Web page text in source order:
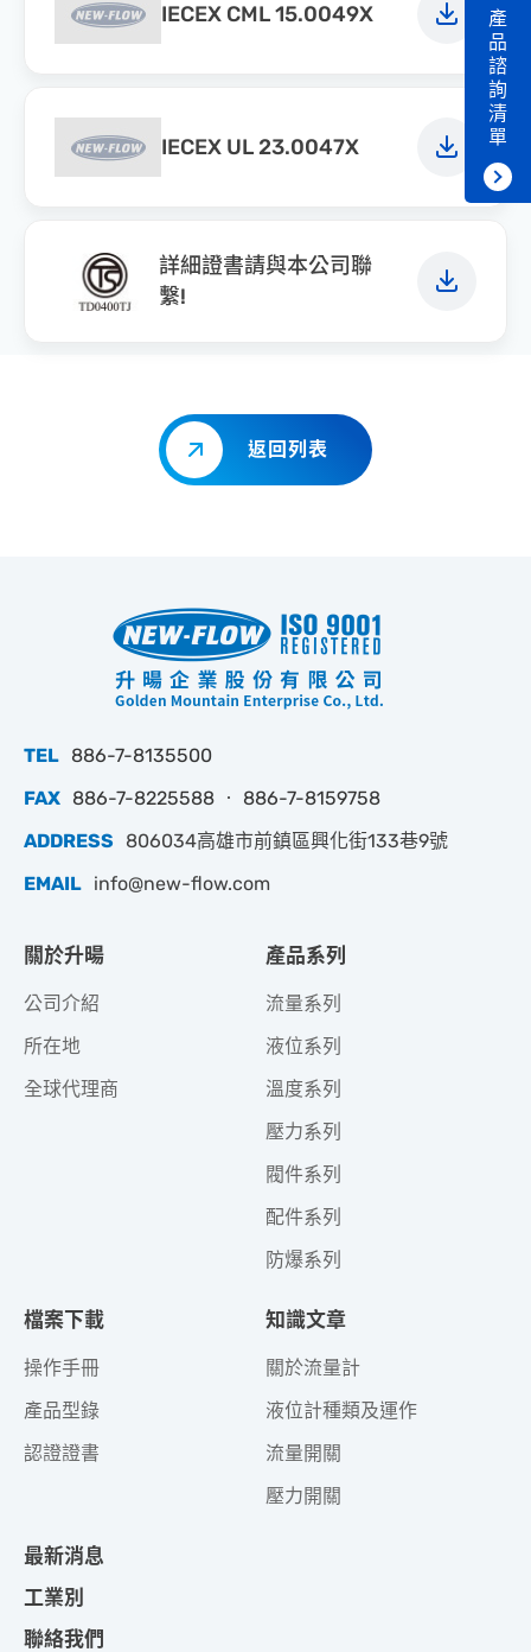
IECEX CML 15.0049X
IECEX UL 23.0047X
詳細證書請與本公司聯
繫!
返回列表
產
品
諮
詢
清
單
TEL 886-7-8135500
FAX 886-7-8225588 ‧ 886-7-8159758
ADDRESS
806034高雄市前鎮區興化街133巷9號
EMAIL info@new-flow.com
關於升暘
公司介紹
所在地
全球代理商
產品系列
流量系列
液位系列
溫度系列
壓力系列
閥件系列
配件系列
防爆系列
檔案下載
操作手冊
產品型錄
認證證書
知識文章
關於流量計
液位計種類及運作
流量開關
壓力開關
最新消息
工業別
聯絡我們